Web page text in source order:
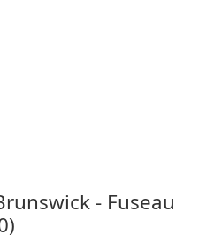
- Fuseau